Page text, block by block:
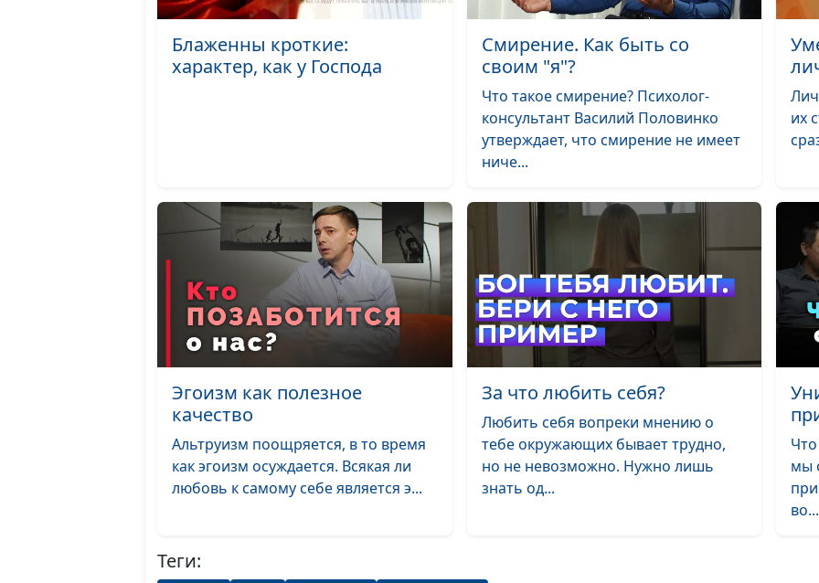
Психология
почему не
Злость на
почему это
после 40?
Дети и утрата:
помочь
справиться с
Влияние слов
жизнь
Блаженны кроткие:
характер, как у Господа
Смирение. Как быть со
своим "я"?
Что такое смирение? Психолог-
консультант Василий Половинко
утверждает, что смирение не имеет
ниче...
их
Эгоизм как полезное
качество
Альтруизм поощряется, в то время
как эгоизм осуждается. Всякая ли
любовь к самому себе является э...
За что любить себя?
Любить себя вопреки мнению о
тебе окружающих бывает трудно,
но не невозможно. Нужно лишь
знать од...
мы
во...
Теги: